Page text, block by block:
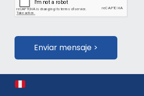
Enviar mensaje >